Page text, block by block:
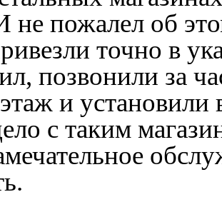
не пожалел об
точно в
позвонили за
и
с таким